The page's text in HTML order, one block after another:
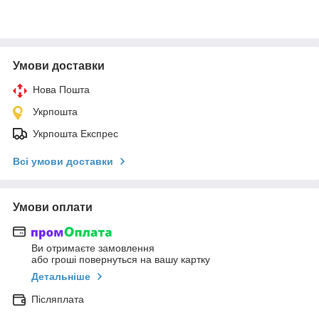
Умови доставки
Нова Пошта
Укрпошта
Укрпошта Експрес
Всі умови доставки
Умови оплати
Ви отримаєте замовлення
або гроші повернуться на вашу картку
Детальніше
Післяплата